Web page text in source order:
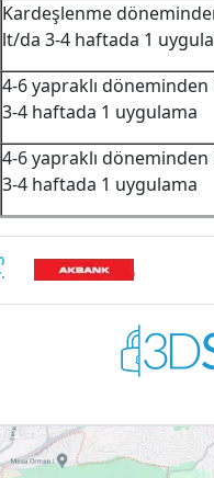
Kardeşlenme
lt/da 3-4 haftada 1
4-6 yapraklı
3-4 haftada 1 uygulama
4-6 yapraklı
3-4 haftada 1 uygulama